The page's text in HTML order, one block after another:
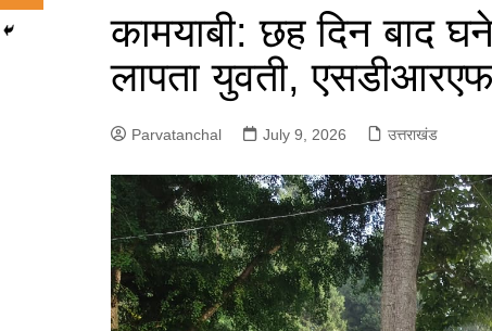
कामयाबी: छह दिन बाद
लापता युवती,
Parvatanchal July 9, 2026 उत्तराखंड